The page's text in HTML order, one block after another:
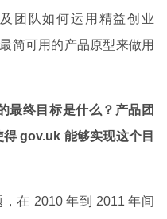
团队如何运用精益创业
简可用的产品原型来做用
最终目标是什么？产品团
gov.uk 能够实现这个目
在 2010 年到 2011 年间